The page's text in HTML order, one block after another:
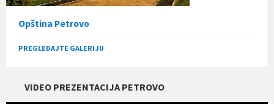
Opština Petrovo
PREGLEDAJTE GALERIJU
VIDEO PREZENTACIJA PETROVO